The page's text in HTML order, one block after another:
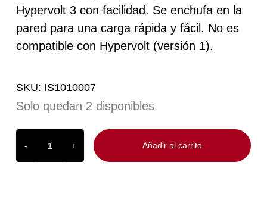
Hypervolt 3 con facilidad. Se enchufa en la
pared para una carga rápida y fácil. No es
compatible con Hypervolt (versión 1).
SKU: IS1010007
Solo quedan 2 disponibles
Cargador
de
Añadir al carrito